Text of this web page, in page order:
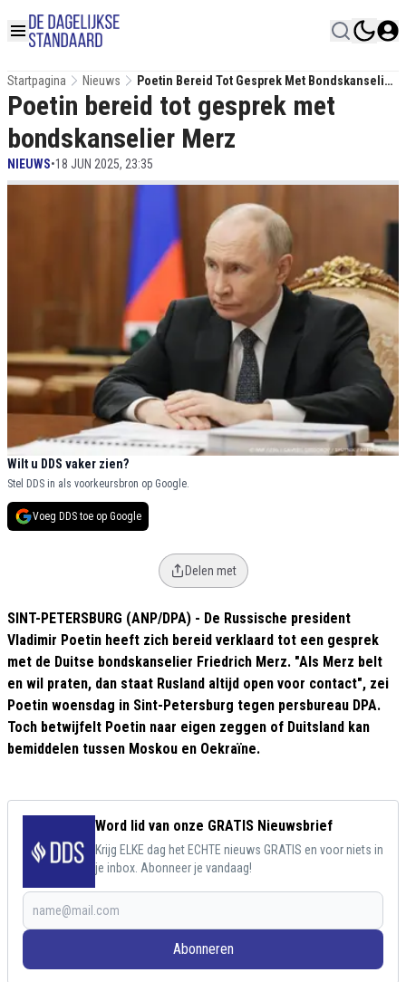
Startpagina Nieuws
Poetin Bereid Tot Gesprek Met Bondskanselier
Merz
Poetin bereid tot gesprek met
bondskanselier Merz
NIEUWS•18 JUN 2025, 23:35
Wilt u DDS vaker zien?
Stel DDS in als voorkeursbron op Google.
Voeg DDS toe op Google
Delen met
SINT-PETERSBURG (ANP/DPA) - De Russische president
Vladimir Poetin heeft zich bereid verklaard tot een gesprek
met de Duitse bondskanselier Friedrich Merz. "Als Merz belt
en wil praten, dan staat Rusland altijd open voor contact", zei
Poetin woensdag in Sint-Petersburg tegen persbureau DPA.
Toch betwijfelt Poetin naar eigen zeggen of Duitsland kan
bemiddelen tussen Moskou en Oekraïne.
Word lid van onze GRATIS Nieuwsbrief
Krijg ELKE dag het ECHTE nieuws GRATIS en voor niets in
je inbox. Abonneer je vandaag!
Abonneren